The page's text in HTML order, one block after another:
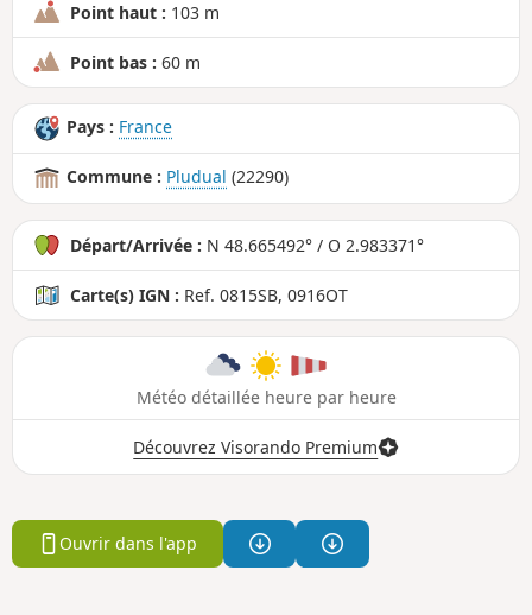
Point haut : 103 m
Point bas : 60 m
Pays : France
Commune : Pludual (22290)
Départ/Arrivée : N 48.665492° / O 2.983371°
Carte(s) IGN : Ref. 0815SB, 0916OT
Météo détaillée heure par heure
Découvrez Visorando Premium
Ouvrir dans l'app